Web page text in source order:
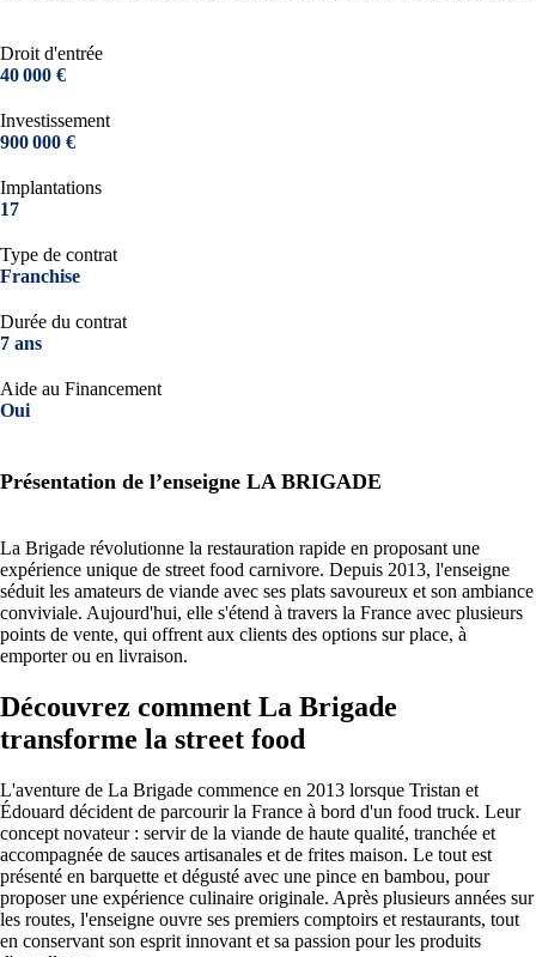
Droit d'entrée
40 000 €
Investissement
900 000 €
Implantations
17
Type de contrat
Franchise
Durée du contrat
7 ans
Aide au Financement
Oui
Présentation de l’enseigne LA BRIGADE
La Brigade révolutionne la restauration rapide en proposant une
expérience unique de street food carnivore. Depuis 2013, l'enseigne
séduit les amateurs de viande avec ses plats savoureux et son ambiance
conviviale. Aujourd'hui, elle s'étend à travers la France avec plusieurs
points de vente, qui offrent aux clients des options sur place, à
emporter ou en livraison.
Découvrez comment La Brigade
transforme la street food
L'aventure de La Brigade commence en 2013 lorsque Tristan et
Édouard décident de parcourir la France à bord d'un food truck. Leur
concept novateur : servir de la viande de haute qualité, tranchée et
accompagnée de sauces artisanales et de frites maison. Le tout est
présenté en barquette et dégusté avec une pince en bambou, pour
proposer une expérience culinaire originale. Après plusieurs années sur
les routes, l'enseigne ouvre ses premiers comptoirs et restaurants, tout
en conservant son esprit innovant et sa passion pour les produits